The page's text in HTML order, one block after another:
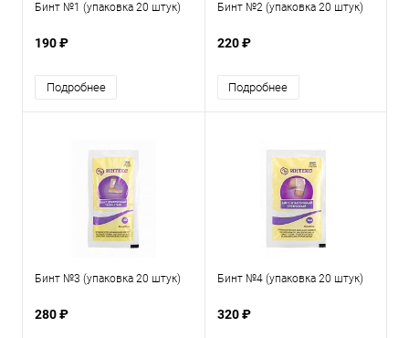
Бинт №1 (упаковка 20 штук)
190 ₽
Подробнее
Бинт №2 (упаковка 20 штук)
220 ₽
Подробнее
Бинт №3 (упаковка 20 штук)
280 ₽
Бинт №4 (упаковка 20 штук)
320 ₽